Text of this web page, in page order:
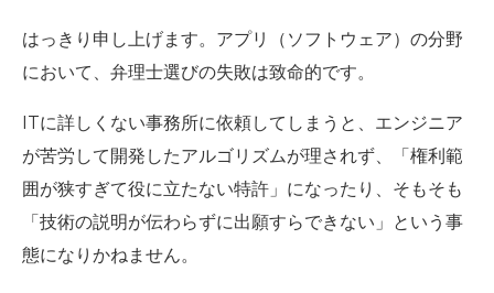
はっきり申し上げます。アプリ（ソフトウェア）の分野
において、弁理士選びの失敗は致命的です。
ITに詳しくない事務所に依頼してしまうと、エンジニア
が苦労して開発したアルゴリズムが理されず、「権利範
囲が狭すぎて役に立たない特許」になったり、そもそも
「技術の説明が伝わらずに出願すらできない」という事
態になりかねません。